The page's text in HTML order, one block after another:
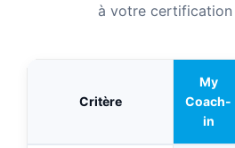
à votre certification
Critère
My
Coach-
in